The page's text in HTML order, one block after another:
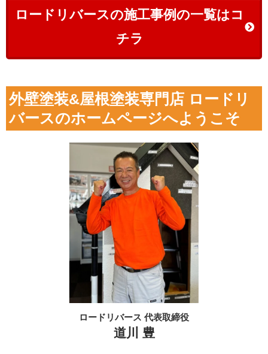
ロードリバースの施工事例の一覧はコ
チラ
外壁塗装&屋根塗装専門店 ロードリ
バースのホームページへようこそ
ロードリバース 代表取締役
道川 豊